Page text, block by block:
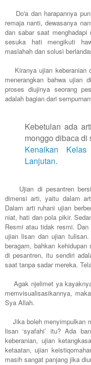
Do'a dan harapannya
remaja nanti, dewasanya
dan sabar saat
sesuka hati mengikuti
maslahah dan solusi
Kiranya ujian keberanian
menerangkan bahwa ujian
proses diujinya seorang
adalah bagian dari
Kebetulan ada
monggo dibaca di
Kenaikan
Lanjutan.
Ujian di pesantren
dimensi arti, yaitu dalam
Dalam arti ruhani ujian
niat, hati dan pola pikir.
Resmi atau tidak resmi.
ujian lisan dan ujian
beragam, bahkan
di pesantren, itu sendiri
saat tanpa sadar mereka.
Agak njelimet ya
memvisualisasikannya,
Sya Allah.
Jika boleh menyimpulkan
lisan ‘syafahi’ itu? Ada
keberanian, ujian
ketaatan, ujian
masih sangat panjang jika